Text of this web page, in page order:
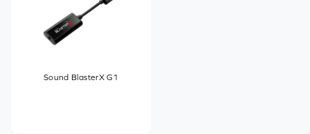
Sound BlasterX G1